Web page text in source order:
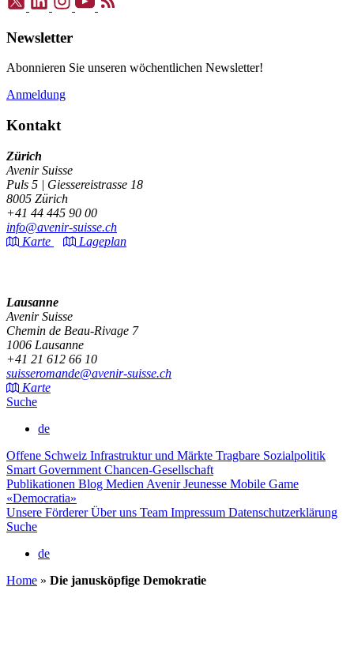
Newsletter
Abonnieren Sie unseren wöchentlichen Newsletter!
Anmeldung
Kontakt
Zürich
Avenir Suisse
Puls 5 | Giessereistrasse 18
8005 Zürich
+41 44 445 90 00
info@avenir-suisse.ch
Karte
Lageplan
Lausanne
Avenir Suisse
Chemin de Beau-Rivage 7
1006 Lausanne
+41 21 612 66 10
suisseromande@avenir-suisse.ch
Karte
Suche
de
Offene Schweiz Infrastruktur und Märkte Tragbare Sozialpolitik
Smart Government Chancen-Gesellschaft
Publikationen Blog Medien Avenir Jeunesse Mobile Game
«Democratia»
Unsere FördererÜber uns Team Impressum Datenschutzerklärung
Suche
de
Home » Die janusköpfige Demokratie